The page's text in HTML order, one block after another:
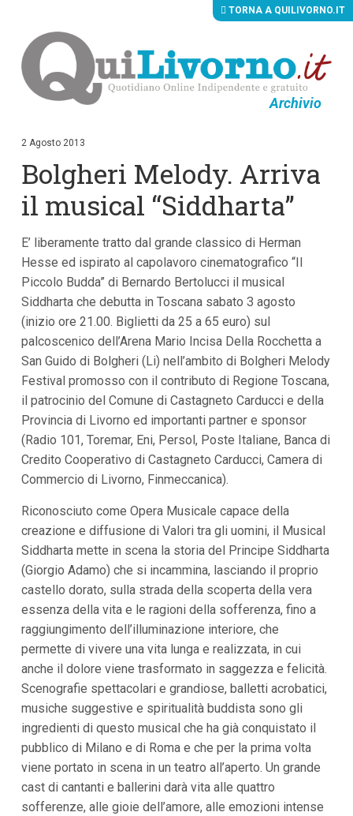
Archivio
i
i
n
t
n
u
i
p
i
n
i
p
a
l
V
a
i
a
l
e
n
P
r
n
c
p
a
e
V
i
i
f
o
n
o
TORNA A QUILIVORNO.IT
2 Agosto 2013
Bolgheri Melody. Arriva
il musical “Siddharta”
E’ liberamente tratto dal grande classico di Herman
Hesse ed ispirato al capolavoro cinematografico “Il
Piccolo Budda” di Bernardo Bertolucci il musical
Siddharta che debutta in Toscana sabato 3 agosto
(inizio ore 21.00. Biglietti da 25 a 65 euro) sul
palcoscenico dell’Arena Mario Incisa Della Rocchetta a
San Guido di Bolgheri (Li) nell’ambito di Bolgheri Melody
Festival promosso con il contributo di Regione Toscana,
il patrocinio del Comune di Castagneto Carducci e della
Provincia di Livorno ed importanti partner e sponsor
(Radio 101, Toremar, Eni, Persol, Poste Italiane, Banca di
Credito Cooperativo di Castagneto Carducci, Camera di
Commercio di Livorno, Finmeccanica).
Riconosciuto come Opera Musicale capace della
creazione e diffusione di Valori tra gli uomini, il Musical
Siddharta mette in scena la storia del Principe Siddharta
(Giorgio Adamo) che si incammina, lasciando il proprio
castello dorato, sulla strada della scoperta della vera
essenza della vita e le ragioni della sofferenza, fino a
raggiungimento dell’illuminazione interiore, che
permette di vivere una vita lunga e realizzata, in cui
anche il dolore viene trasformato in saggezza e felicità.
Scenografie spettacolari e grandiose, balletti acrobatici,
musiche suggestive e spiritualità buddista sono gli
ingredienti di questo musical che ha già conquistato il
pubblico di Milano e di Roma e che per la prima volta
viene portato in scena in un teatro all’aperto. Un grande
cast di cantanti e ballerini darà vita alle quattro
sofferenze, alle gioie dell’amore, alle emozioni intense